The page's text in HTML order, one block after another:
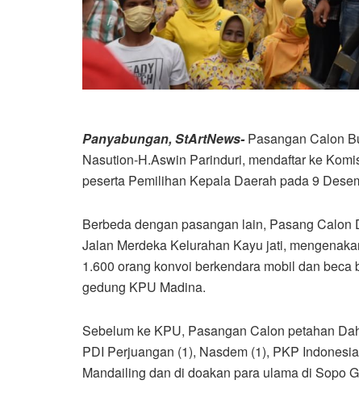
Panyabungan, StArtNews-Pasangan Calon
Nasution-H.Aswin Parinduri, mendaftar ke
peserta Pemilihan Kepala Daerah pada 9
Berbeda dengan pasangan lain, Pasang Calon
Jalan Merdeka Kelurahan Kayu jati,
1.600 orang konvoi berkendara mobil dan
gedung KPU Madina.
Sebelum ke KPU, Pasangan Calon petahan
PDI Perjuangan (1), Nasdem (1), PKP
Mandailing dan di doakan para ulama di Sopo